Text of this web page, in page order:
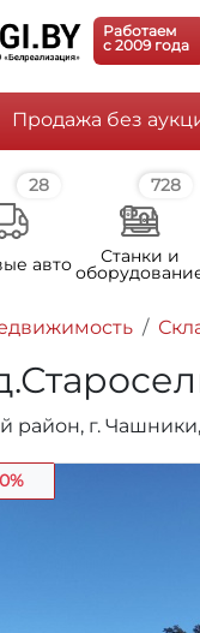
Работаем
c 2009 года
Продажа без
28
авто
728
Станки и
район, г. Чашники,